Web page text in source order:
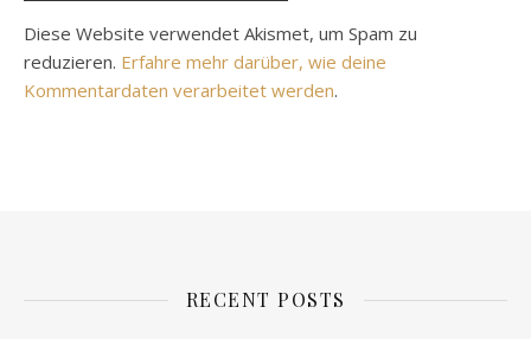
Diese Website verwendet Akismet, um Spam zu
reduzieren. Erfahre mehr darüber, wie deine
Kommentardaten verarbeitet werden.
RECENT POSTS